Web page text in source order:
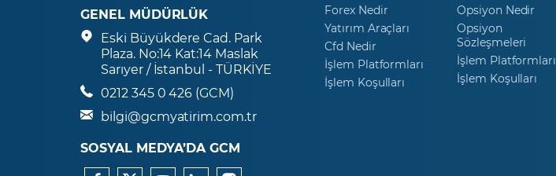
GENEL MÜDÜRLÜK
Eski Büyükdere Cad. Park
Plaza. No:14 Kat:14 Maslak
Sarıyer / İstanbul - TÜRKİYE
0212 345 0 426 (GCM)
bilgi@gcmyatirim.com.tr
SOSYAL MEDYA’DA GCM
Forex Nedir
Yatırım Araçları
Cfd Nedir
İşlem Platformları
İşlem Koşulları
Opsiyon Nedir
Opsiyon
Sözleşmeleri
İşlem Platformları
İşlem Koşulları